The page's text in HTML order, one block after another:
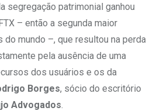
segregação patrimonial ganhou
– então a segunda maior
mundo –, que resultou na perda
pela ausência de uma
dos usuários e os da
Borges, sócio do escritório
Advogados.